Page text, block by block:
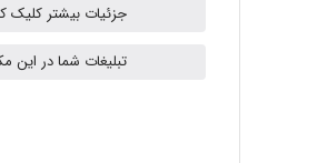
جزئیات بیشتر کلیک
تبلیغات شما در این